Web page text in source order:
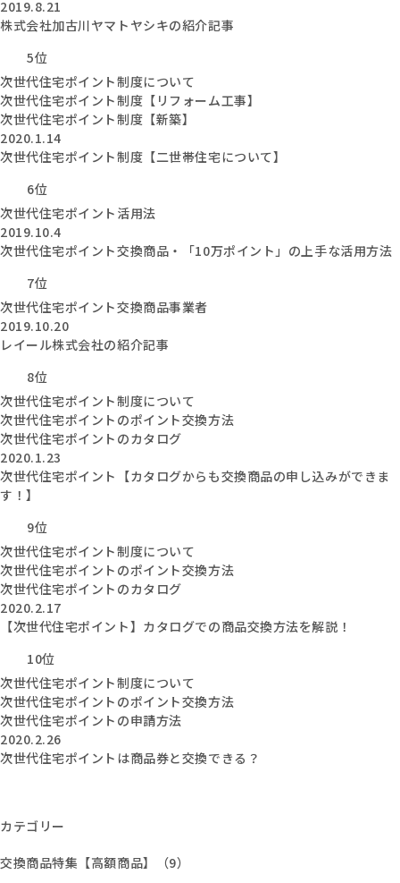
2019.8.21
株式会社加古川ヤマトヤシキの紹介記事
5位
次世代住宅ポイント制度について
次世代住宅ポイント制度【リフォーム工事】
次世代住宅ポイント制度【新築】
2020.1.14
次世代住宅ポイント制度【二世帯住宅について】
6位
次世代住宅ポイント活用法
2019.10.4
次世代住宅ポイント交換商品・「10万ポイント」の上手な活用方法
7位
次世代住宅ポイント交換商品事業者
2019.10.20
レイール株式会社の紹介記事
8位
次世代住宅ポイント制度について
次世代住宅ポイントのポイント交換方法
次世代住宅ポイントのカタログ
2020.1.23
次世代住宅ポイント【カタログからも交換商品の申し込みができま
す！】
9位
次世代住宅ポイント制度について
次世代住宅ポイントのポイント交換方法
次世代住宅ポイントのカタログ
2020.2.17
【次世代住宅ポイント】カタログでの商品交換方法を解説！
10位
次世代住宅ポイント制度について
次世代住宅ポイントのポイント交換方法
次世代住宅ポイントの申請方法
2020.2.26
次世代住宅ポイントは商品券と交換できる？
カテゴリー
交換商品特集【高額商品】（9）